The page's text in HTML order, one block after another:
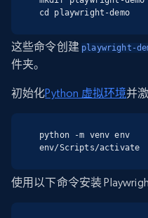
cd playwright-demo
这些命令创建 playwright-
件夹。
初始化Python 虚拟环境并
python -m venv env
env/Scripts/activate
使用以下命令安装